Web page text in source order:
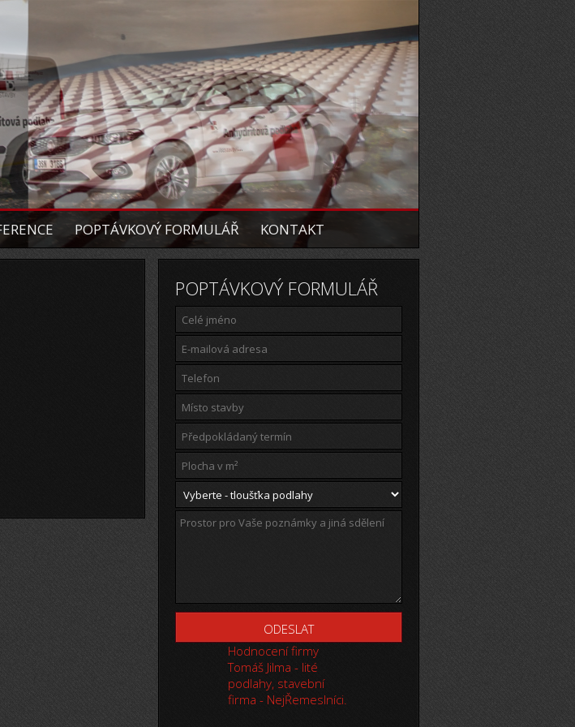
POPTÁVKOVÝ FORMULÁŘ KONTAKT
POPTÁVKOVÝ FORMULÁŘ
Hodnocení firmy
Tomáš Jilma - lité
podlahy, stavební
firma - NejŘemeslníci.